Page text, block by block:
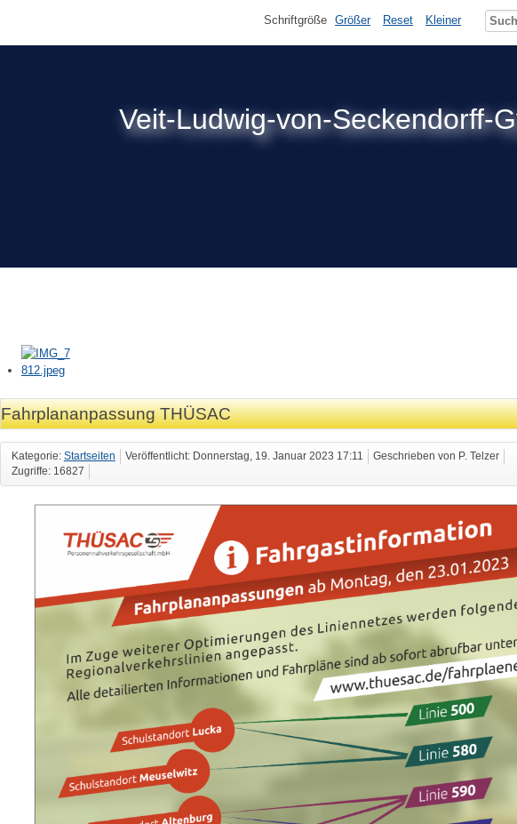
Veit-Ludwig-von-Seckendorff-
Schriftgröße Größer Reset Kleiner
Fahrplananpassung THÜSAC
Kategorie: Startseiten Veröffentlicht: Donnerstag, 19. Januar 2023 17:11
Geschrieben von P. Telzer
Zugriffe: 16827